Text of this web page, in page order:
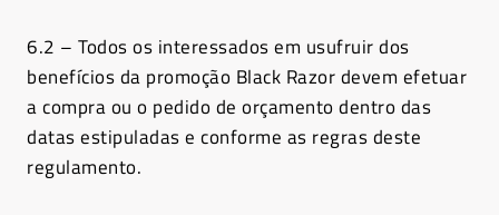
6.2 – Todos os interessados em usufruir dos
benefícios da promoção Black Razor devem efetuar
a compra ou o pedido de orçamento dentro das
datas estipuladas e conforme as regras deste
regulamento.